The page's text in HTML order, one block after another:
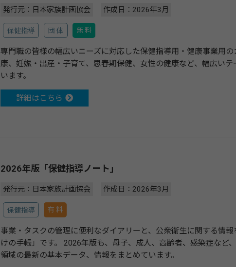
発行元：日本家族計画協会 作成日：2026年3月
保健指導 団 体 無 料
専門職の皆様の幅広いニーズに対応した保健指導用・健康事業用
康、妊娠・出産・子育て、思春期保健、女性の健康など、幅広い
います。
詳細はこちら
2026年版「保健指導ノート」
発行元：日本家族計画協会 作成日：2026年3月
保健指導 有 料
事業・タスクの管理に便利なダイアリーと、公衆衛生に関する情
けの手帳」です。 2026年版も、母子、成人、高齢者、感染症など
領域の最新の基本データ、情報をまとめています。